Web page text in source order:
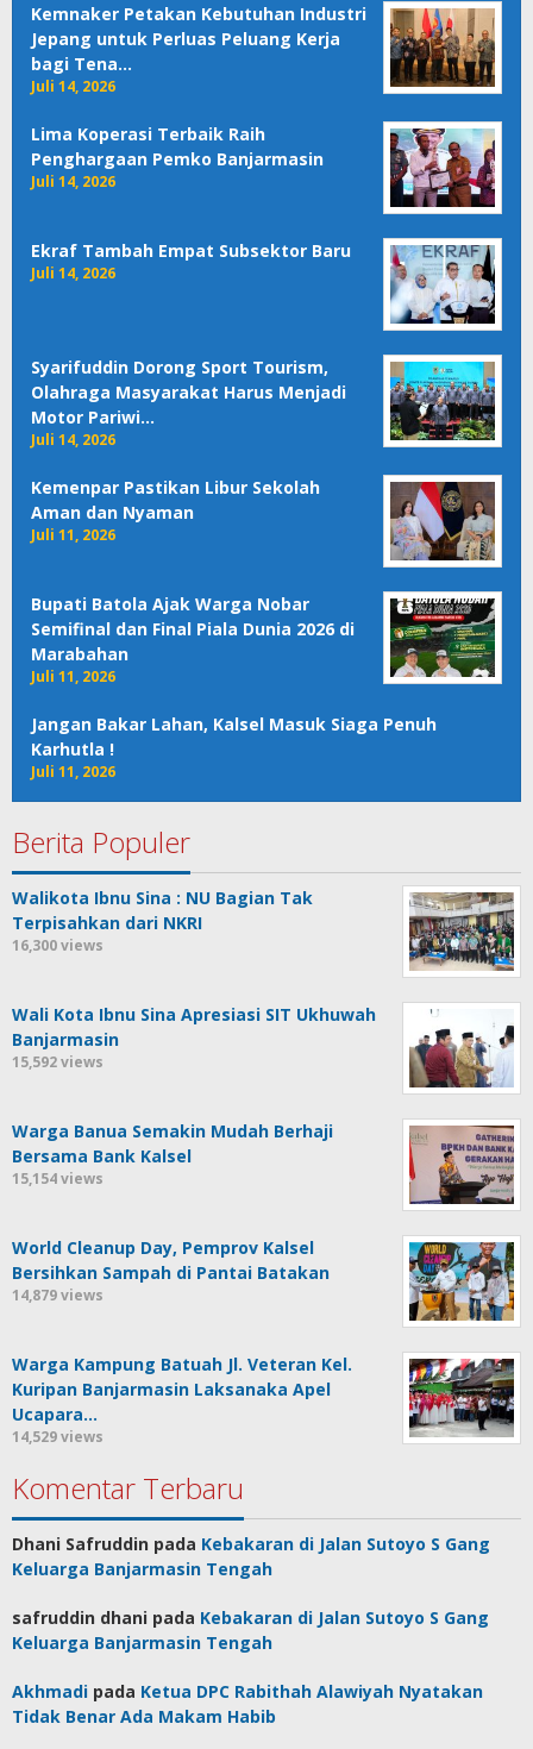
Kemnaker Petakan Kebutuhan Industri
Jepang untuk Perluas Peluang Kerja
bagi Tena…
Juli 14, 2026
Lima Koperasi Terbaik Raih
Penghargaan Pemko Banjarmasin
Juli 14, 2026
Ekraf Tambah Empat Subsektor Baru
Juli 14, 2026
Syarifuddin Dorong Sport Tourism,
Olahraga Masyarakat Harus Menjadi
Motor Pariwi…
Juli 14, 2026
Kemenpar Pastikan Libur Sekolah
Aman dan Nyaman
Juli 11, 2026
Bupati Batola Ajak Warga Nobar
Semifinal dan Final Piala Dunia 2026 di
Marabahan
Juli 11, 2026
Jangan Bakar Lahan, Kalsel Masuk Siaga Penuh
Karhutla !
Juli 11, 2026
Berita Populer
Walikota Ibnu Sina : NU Bagian Tak
Terpisahkan dari NKRI
16,300 views
Wali Kota Ibnu Sina Apresiasi SIT Ukhuwah
Banjarmasin
15,592 views
Warga Banua Semakin Mudah Berhaji
Bersama Bank Kalsel
15,154 views
World Cleanup Day, Pemprov Kalsel
Bersihkan Sampah di Pantai Batakan
14,879 views
Warga Kampung Batuah Jl. Veteran Kel.
Kuripan Banjarmasin Laksanaka Apel
Ucapara…
14,529 views
Komentar Terbaru
Dhani Safruddin pada Kebakaran di Jalan Sutoyo S Gang
Keluarga Banjarmasin Tengah
safruddin dhani pada Kebakaran di Jalan Sutoyo S Gang
Keluarga Banjarmasin Tengah
Akhmadi pada Ketua DPC Rabithah Alawiyah Nyatakan
Tidak Benar Ada Makam Habib